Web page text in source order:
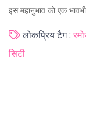
इस महानुभाव को एक
लोकप्रिय टैग :
सिटी